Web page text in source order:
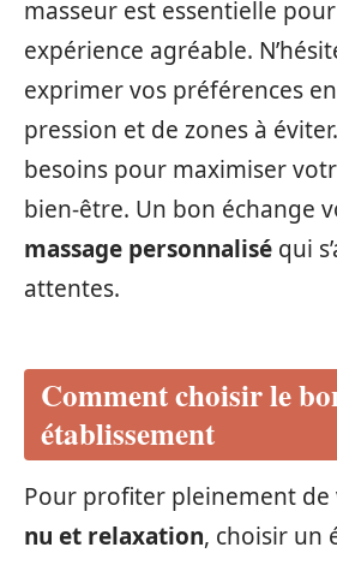
masseur est essentielle
expérience agréable.
exprimer vos préférences
pression et de zones à
besoins pour maximiser
bien-être. Un bon échange
massage personnalisé qui
attentes.
Comment choisir le
établissement
Pour profiter pleinement de
nu et relaxation, choisir un